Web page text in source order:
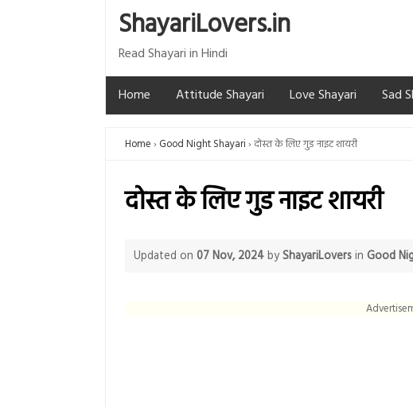
ShayariLovers.in
Read Shayari in Hindi
Home
Attitude Shayari Love Shayari Sad
Home Good Night Shayari दोस्त के लिए गुड नाइट शायरी
दोस्त के लिए गुड नाइट शायरी
Updated on 07 Nov, 2024byShayariLoversin Good